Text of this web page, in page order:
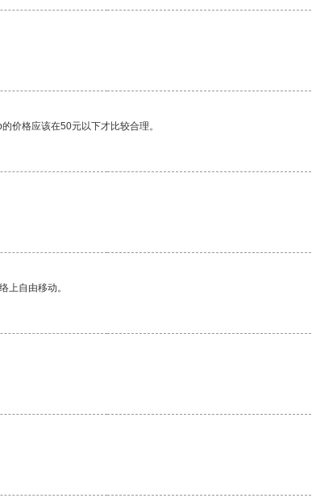
价格应该在50元以下才比较合理。
上自由移动。